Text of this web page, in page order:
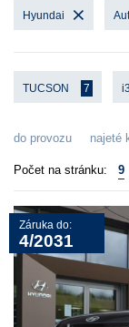
Hyundai
TUCSON 7
do provozu najeté
Počet na stránku: 9
Záruka do:
4/2031